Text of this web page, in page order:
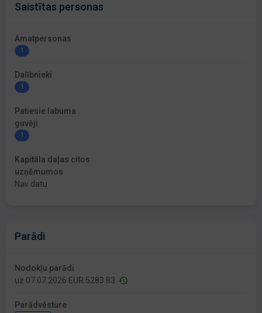
Saistītas personas
Amatpersonas
1
Dalībnieki
1
Patiesie labuma
guvēji
1
Kapitāla daļas citos
uzņēmumos
Nav datu
Parādi
Nodokļu parādi
uz 07.07.2026 EUR 5283.83
Parādvēsture